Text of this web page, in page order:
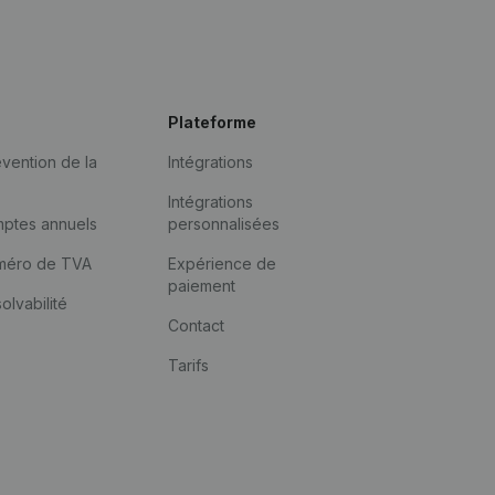
de la
annuels
de TVA
Plateforme
Intégrations
Intégrations
personnalisées
Expérience de
paiement
Contact
Tarifs